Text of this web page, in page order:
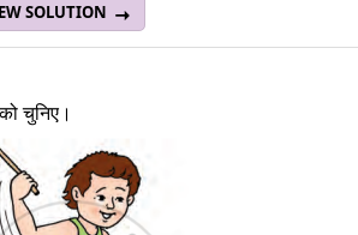
SOLUTION
चुनिए।